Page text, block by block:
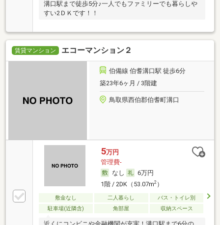
溝口駅まで徒歩5分♪一人でもファミリーでも暮らしや
すい2ＤＫです！！
賃貸マンション エコーマンション２
伯備線 伯耆溝口駅 徒歩6分
築23年6ヶ月 / 3階建
鳥取県西伯郡伯耆町溝口
5万円
管理費-
なし
6万円
1階 / 2DK（53.07m2）
敷金なし 二人暮らし
バス・トイレ別
駐車場(近隣含)
角部屋 収納スペース